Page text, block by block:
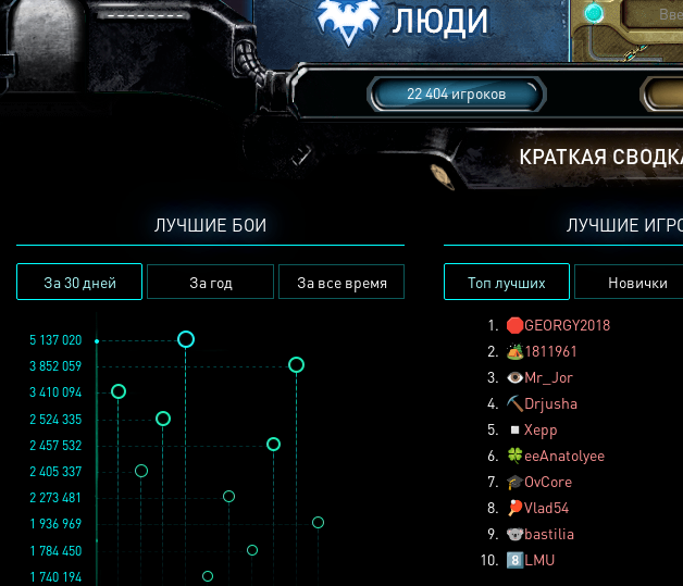
22 404 игроков
КРАТКАЯ
ЛУЧШИЕ БОИ
За 30 дней За год За все время
1 936 969
3 852 059
2 457 532
1 784 450
2 273 481
1 740 194
5 137 020
2 524 335
2 405 337
3 410 094
ЛУЧШИЕ
Топ лучших Новички
1. 🛑GEORGY2018
2. 🏕️1811961
3. 👁️Mr_Jor
4. ⛏️ Drjusha
5.
◽ Xepp
6. 🍀eeAnatolyee
7. 🎓OvCore
8.
🏓Vlad54
9. 🐨bastilia
10. 8️⃣LMU